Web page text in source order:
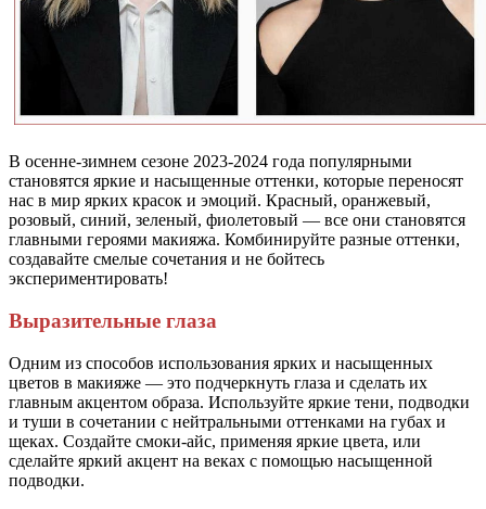
В осенне-зимнем сезоне 2023-2024 года популярными
становятся яркие и насыщенные оттенки, которые переносят
нас в мир ярких красок и эмоций. Красный, оранжевый,
розовый, синий, зеленый, фиолетовый — все они становятся
главными героями макияжа. Комбинируйте разные оттенки,
создавайте смелые сочетания и не бойтесь
экспериментировать!
Выразительные глаза
Одним из способов использования ярких и насыщенных
цветов в макияже — это подчеркнуть глаза и сделать их
главным акцентом образа. Используйте яркие тени, подводки
и туши в сочетании с нейтральными оттенками на губах и
щеках. Создайте смоки-айс, применяя яркие цвета, или
сделайте яркий акцент на веках с помощью насыщенной
подводки.